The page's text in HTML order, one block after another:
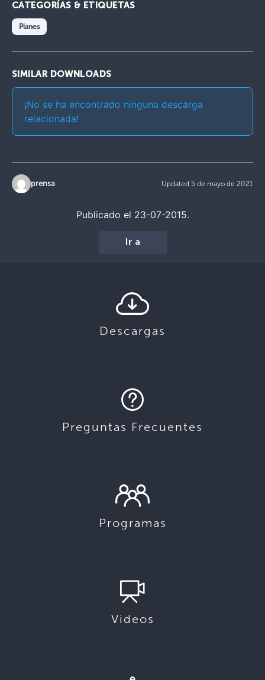
CATEGORÍAS & ETIQUETAS
Planes
SIMILAR DOWNLOADS
¡No se ha encontrado ninguna descarga
relacionada!
prensa Updated 5 de mayo de 2021
Publicado el 23-07-2015.
Ir a
Descargas
Preguntas Frecuentes
Programas
Videos